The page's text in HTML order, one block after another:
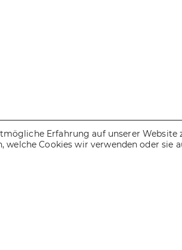
Erfahrung auf unserer Website
welche Cookies wir verwenden oder sie